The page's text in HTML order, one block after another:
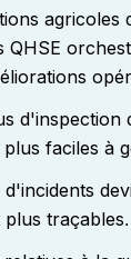
,
de la
la
QHSE
d'inspection
faciles à
traçables.